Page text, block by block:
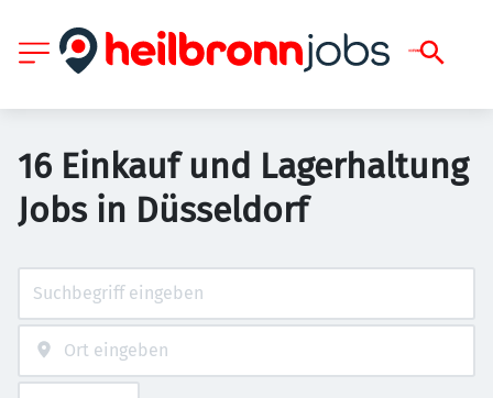
16 Einkauf und Lagerhaltung
Jobs in Düsseldorf